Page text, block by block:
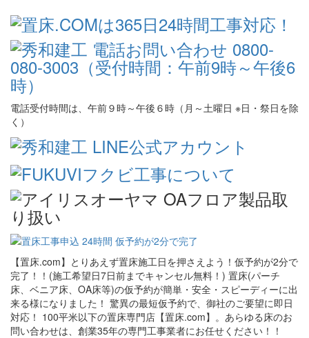
電話受付時間は、午前９時～午後６時（月～土曜日 ※日・祭日を除
く）
【置床.com】とりあえず置床施工日を押さえよう！仮予約が2分で
完了！！(施工希望日7日前までキャンセル無料！) 置床(パーチ
床、ベニア床、OA床等)の仮予約が簡単・安全・スピーディーに出
来る様になりました！ 驚異の最短仮予約で、御社のご要望に即日
対応！ 100平米以下の置床専門店【置床.com】。あらゆる床のお
問い合わせは、創業35年の専門工事業者にお任せください！！